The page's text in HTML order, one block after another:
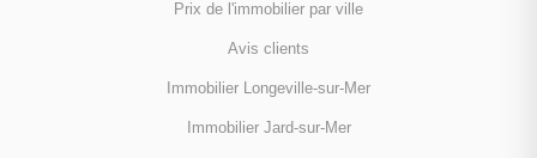
Prix de l'immobilier par ville
Avis clients
Immobilier Longeville-sur-Mer
Immobilier Jard-sur-Mer